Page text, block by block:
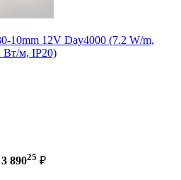
10mm 12V Day4000 (7.2 W/m,
Вт/м, IP20)
3 89025 ₽